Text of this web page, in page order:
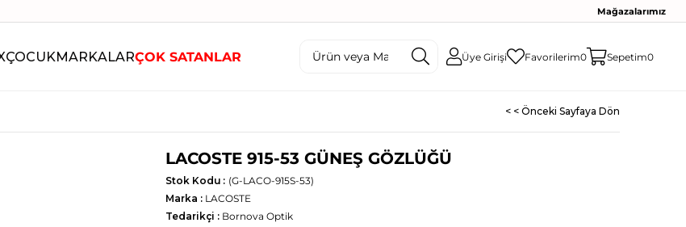
Mağazalarımız
ÇOCUKMARKALARÇOK SATANLAR Üye Girişi Favorilerim0 Sepetim0
< < Önceki Sayfaya Dön
LACOSTE 915-53 GÜNEŞ GÖZLÜĞÜ
(G-LACO-915S-53)
Stok Kodu
Marka : LACOSTE
Tedarikçi : Bornova Optik